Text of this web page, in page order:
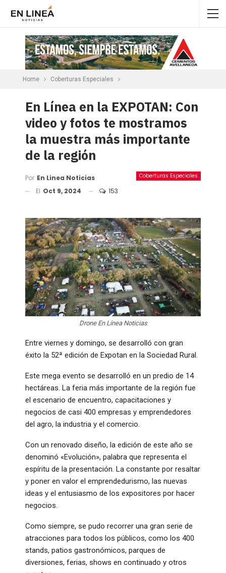
Home Coberturas Especiales
En Línea en la EXPOTAN: Con
video y fotos te mostramos
la muestra más importante
de la región
Coberturas Especiales
Por En Linea Noticias
El Oct 9, 2024 153
Drone En Línea Noticias
Entre viernes y domingo, se desarrolló con gran
éxito la 52ª edición de Expotan en la Sociedad Rural.
Este mega evento se desarrolló en un predio de 14
hectáreas. La feria más importante de la región fue
el escenario de encuentro, capacitaciones y
negocios de casi 400 empresas y emprendedores
del agro, la industria y el comercio.
Con un renovado diseño, la edición de este año se
denominó «Evolución», palabra que representa el
espíritu de la presentación. La constante por resaltar
y poner en valor el emprendedurismo, las nuevas
ideas y el entusiasmo de los expositores por hacer
negocios.
Como siempre, se pudo recorrer una gran serie de
atracciones para todos los públicos, como los 400
stands, patios gastronómicos, parques de
diversiones, ferias, shows en continuado y otros